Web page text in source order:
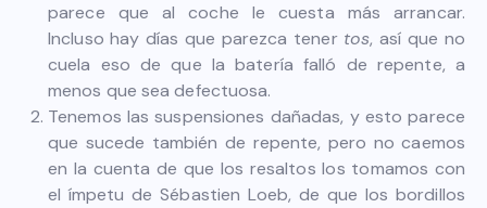
parece que al coche le cuesta más arrancar.
Incluso hay días que parezca tener tos, así que no
cuela eso de que la batería falló de repente, a
menos que sea defectuosa.
Tenemos las suspensiones dañadas, y esto parece
que sucede también de repente, pero no caemos
en la cuenta de que los resaltos los tomamos con
el ímpetu de Sébastien Loeb, de que los bordillos